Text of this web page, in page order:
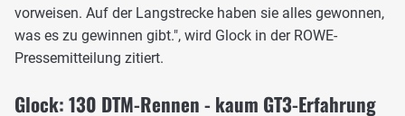
vorweisen. Auf der Langstrecke haben sie alles gewonnen,
was es zu gewinnen gibt.", wird Glock in der ROWE-
Pressemitteilung zitiert.
Glock: 130 DTM-Rennen - kaum GT3-Erfahrung